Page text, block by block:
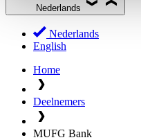
Nederlands
Nederlands
English
Home
Deelnemers
MUFG Bank